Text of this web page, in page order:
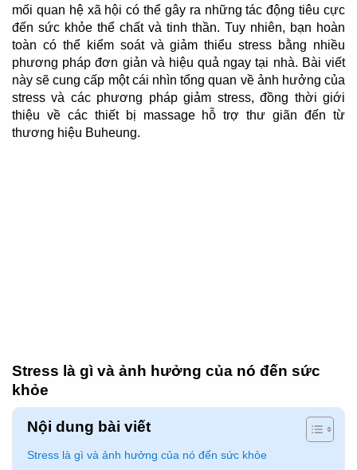
mối quan hệ xã hội có thể gây ra những tác động tiêu cực
đến sức khỏe thể chất và tinh thần. Tuy nhiên, bạn hoàn
toàn có thể kiểm soát và giảm thiểu stress bằng nhiều
phương pháp đơn giản và hiệu quả ngay tại nhà. Bài viết
này sẽ cung cấp một cái nhìn tổng quan về ảnh hưởng của
stress và các phương pháp giảm stress, đồng thời giới
thiệu về các thiết bị massage hỗ trợ thư giãn đến từ
thương hiệu Buheung.
Stress là gì và ảnh hưởng của nó đến sức
khỏe
Nội dung bài viết
Stress là gì và ảnh hưởng của nó đến sức khỏe